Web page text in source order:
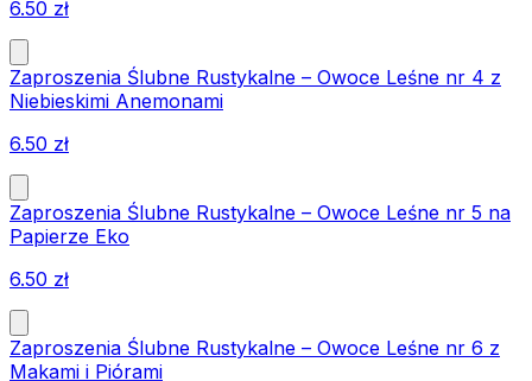
6.50 zł
Zaproszenia Ślubne Rustykalne – Owoce Leśne nr 4 z
Niebieskimi Anemonami
6.50 zł
Zaproszenia Ślubne Rustykalne – Owoce Leśne nr 5 na
Papierze Eko
6.50 zł
Zaproszenia Ślubne Rustykalne – Owoce Leśne nr 6 z
Makami i Piórami